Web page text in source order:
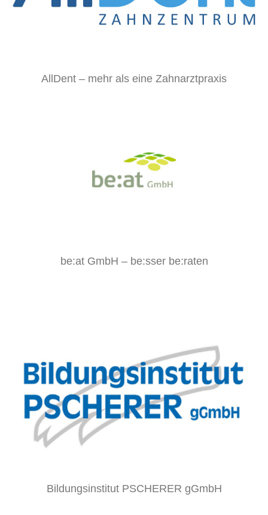
AllDent – mehr als eine Zahnarztpraxis
be:at GmbH – be:sser be:raten
Bildungsinstitut PSCHERER gGmbH